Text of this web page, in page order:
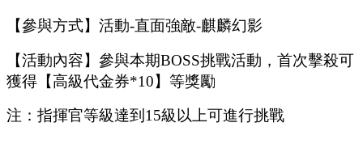
【參與方式】 活動-直面強敵-麒麟幻影
【活動內容】參與本期BOSS挑戰活動，首次擊殺可
獲得【高級代金券*10】等獎勵
注：指揮官等級達到 15級以上可進行挑戰